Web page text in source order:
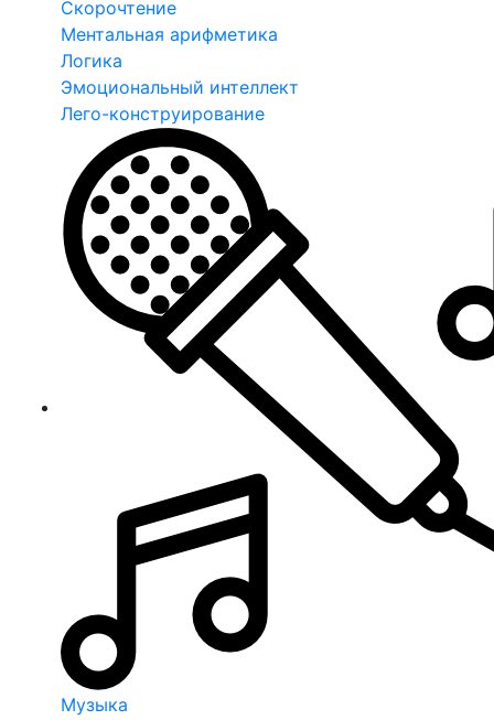
Скорочтение
Ментальная арифметика
Логика
Эмоциональный интеллект
Лего-конструирование
Музыка